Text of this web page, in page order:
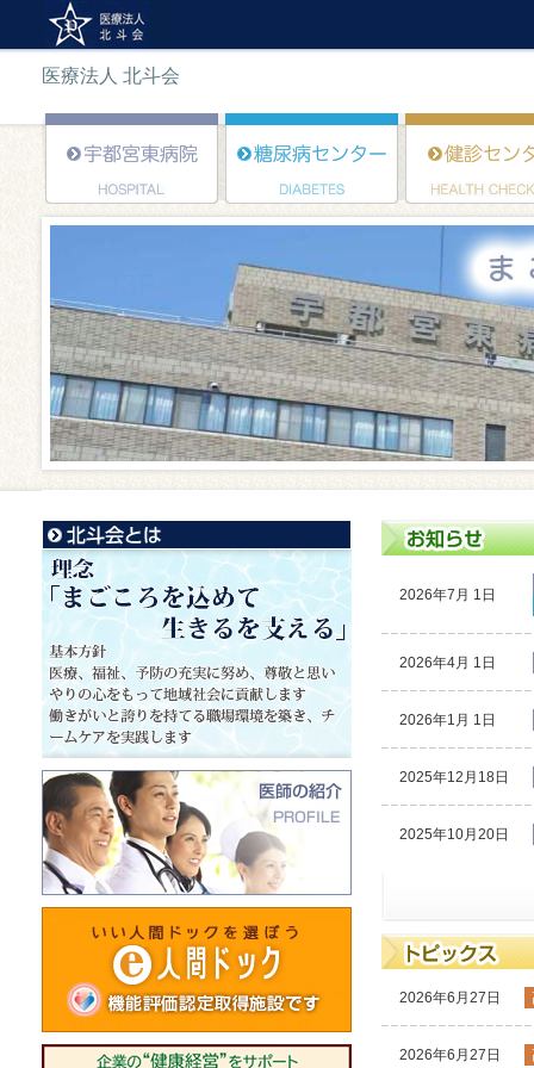
医療法人 北斗会
2026年7月 1日
2026年4月 1日
2026年1月 1日
2025年12月18日
2025年10月20日
2026年6月27日
2026年6月27日